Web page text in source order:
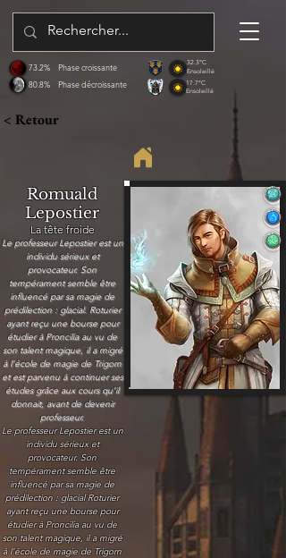
80.8%
73.2%
Phase décroissante
Phase croissante
32.3°C
Ensoleillé
17.7°C
Ensoleillé
< Retour
Romuald
Lepostier
La tête froide
Le professeur Lepostier est un
individu sérieux et
provocateur. Son
tempérament semble être
influencé par sa magie de
prédilection : glacial. Roturier
ayant reçu une bourse pour
étudier à Proncilia au vu de
son talent magique, il a migré
à l’école de magie de Trigorn
et est parvenu à continuer ses
études grâce aux cours qu’il
donnait, avant de devenir
professeur.
Le professeur Lepostier est un
individu sérieux et
provocateur. Son
tempérament semble être
influencé par sa magie de
prédilection : glacial Roturier
ayant reçu une bourse pour
étudier à Proncilia au vu de
son talent magique, il a migré
à l’école de magie de Trigorn